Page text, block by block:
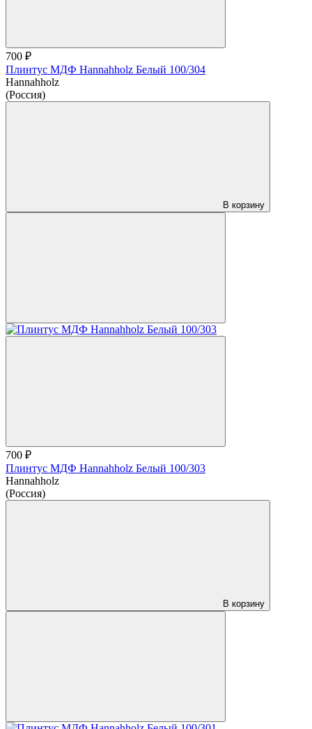
700 ₽
Плинтус МДФ Hannahholz Белый 100/304
Hannahholz
(Россия)
В корзину
700 ₽
Плинтус МДФ Hannahholz Белый 100/303
Hannahholz
(Россия)
В корзину